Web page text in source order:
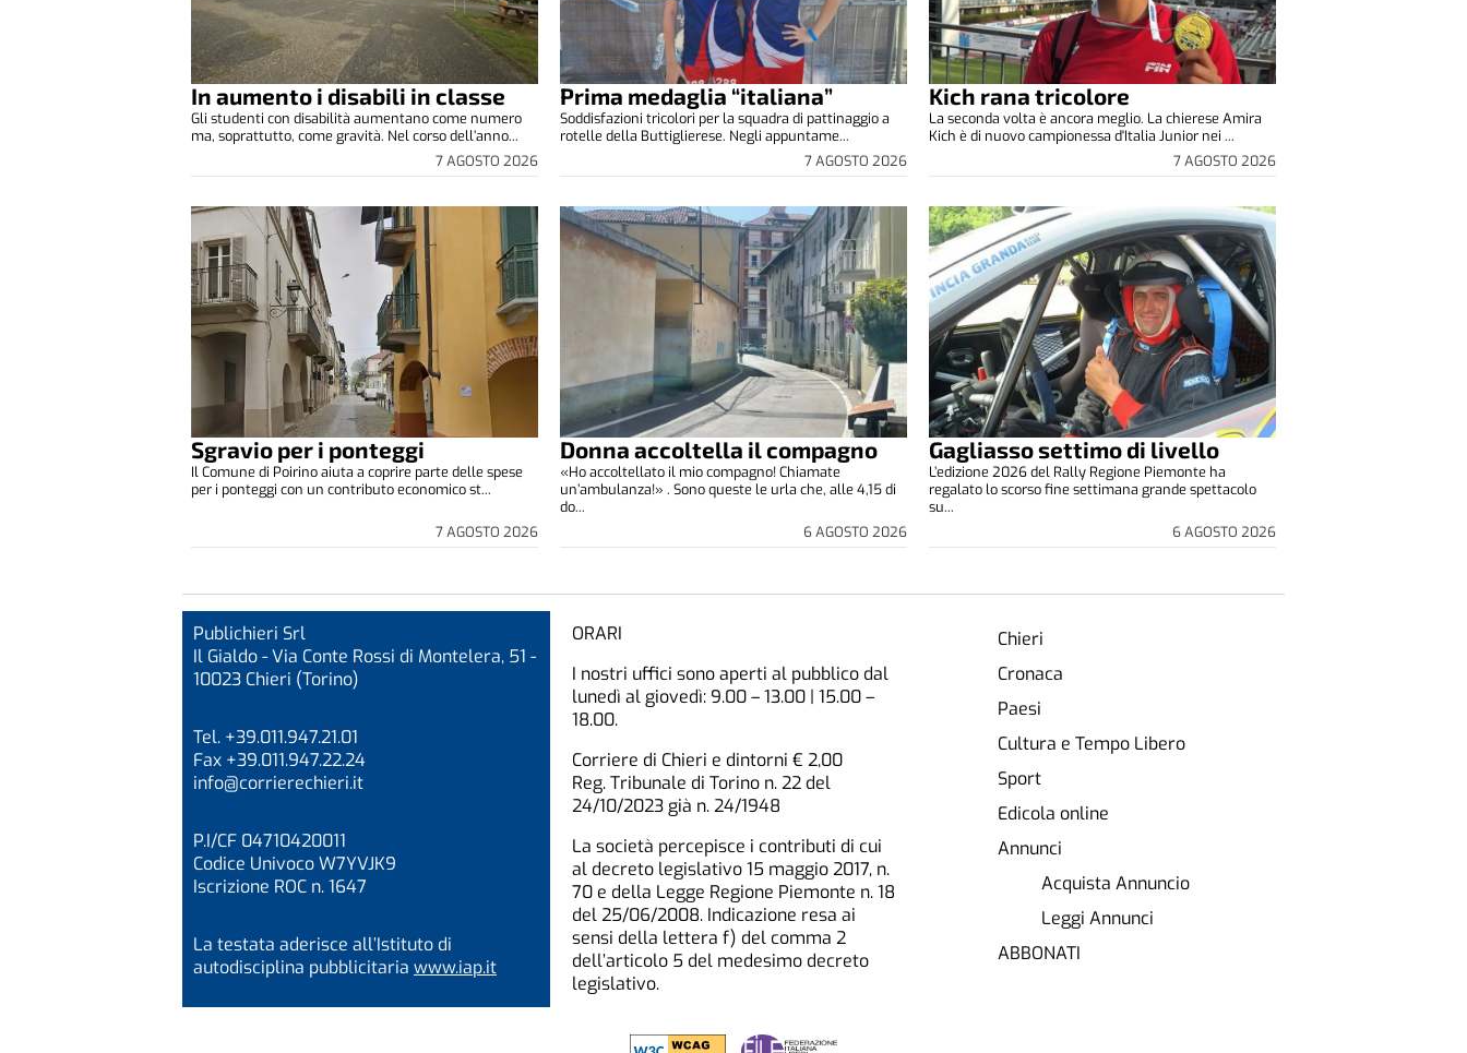
In aumento i disabili in classe
7 AGOSTO 2026
Gli studenti con disabilità aumentano come numero
ma, soprattutto, come gravità. Nel corso dell’anno...
Prima medaglia “italiana”
7 AGOSTO 2026
Soddisfazioni tricolori per la squadra di pattinaggio a
rotelle della Buttiglierese. Negli appuntame...
Kich rana tricolore
7 AGOSTO 2026
La seconda volta è ancora meglio. La chierese Amira
Kich è di nuovo campionessa d'Italia Junior nei ...
Sgravio per i ponteggi
7 AGOSTO 2026
Il Comune di Poirino aiuta a coprire parte delle spese
per i ponteggi con un contributo economico st...
Donna accoltella il compagno
6 AGOSTO 2026
«Ho accoltellato il mio compagno! Chiamate
un’ambulanza!» . Sono queste le urla che, alle 4,15 di
do...
Gagliasso settimo di livello
6 AGOSTO 2026
L’edizione 2026 del Rally Regione Piemonte ha
regalato lo scorso fine settimana grande spettacolo
su...
Publichieri Srl
Il Gialdo - Via Conte Rossi di Montelera, 51 -
10023 Chieri (Torino)
Tel. +39.011.947.21.01
Fax +39.011.947.22.24
info@corrierechieri.it
P.I/CF 04710420011
Codice Univoco W7YVJK9
Iscrizione ROC n. 1647
La testata aderisce all’Istituto di
autodisciplina pubblicitaria www.iap.it
ORARI
I nostri uffici sono aperti al pubblico dal
lunedì al giovedì: 9.00 – 13.00 | 15.00 –
18.00.
Corriere di Chieri e dintorni € 2,00
Reg. Tribunale di Torino n. 22 del
24/10/2023 già n. 24/1948
La società percepisce i contributi di cui
al decreto legislativo 15 maggio 2017, n.
70 e della Legge Regione Piemonte n. 18
del 25/06/2008. Indicazione resa ai
sensi della lettera f) del comma 2
dell’articolo 5 del medesimo decreto
legislativo.
Chieri
Cronaca
Paesi
Cultura e Tempo Libero
Sport
Edicola online
Annunci
Acquista Annuncio
Leggi Annunci
ABBONATI